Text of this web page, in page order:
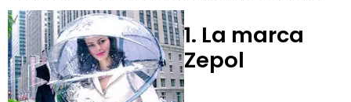
1. La marca
Zepol